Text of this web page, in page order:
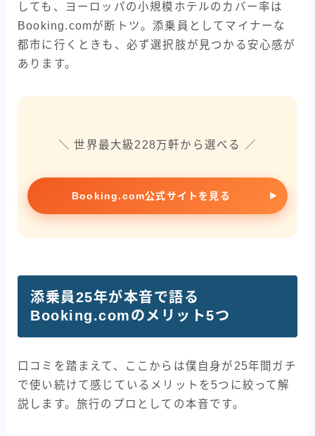
しても、ヨーロッパの小規模ホテルのカバー率は
Booking.comが断トツ。添乗員としてマイナーな
都市に行くときも、必ず選択肢が見つかる安心感が
あります。
＼ 世界最大級228万軒から選べる ／
Booking.com公式サイトを見る
添乗員25年が本音で語る
Booking.comのメリット5つ
口コミを踏まえて、ここからは僕自身が25年間ガチ
で使い続けて感じているメリットを5つに絞って解
説します。旅行のプロとしての本音です。